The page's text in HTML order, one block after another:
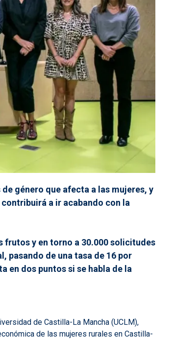
género que afecta a las mujeres, y
a ir acabando con la
frutos y en torno a 30.000 solicitudes
pasando de una tasa de 16 por
en dos puntos si se habla de la
de Castilla-La Mancha (UCLM),
de las mujeres rurales en Castilla-